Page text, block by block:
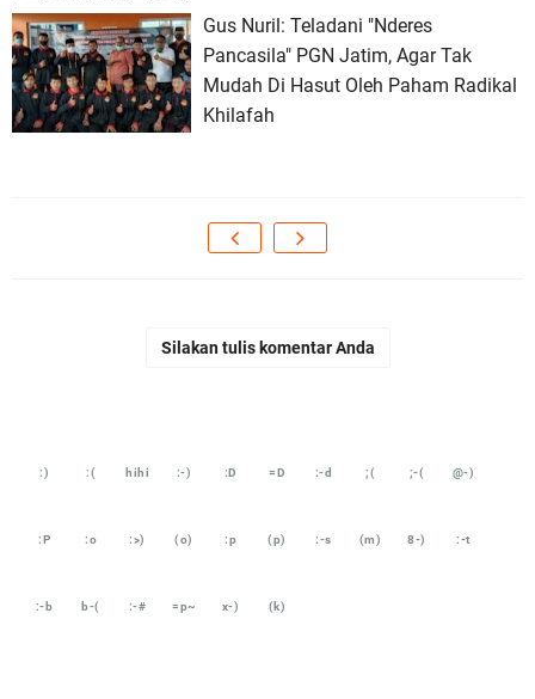
Gus Nuril: Teladani "Nderes
Pancasila" PGN Jatim, Agar Tak
Mudah Di Hasut Oleh Paham Radikal
Khilafah
Silakan tulis komentar Anda
:) :( hihi :-) :D =D :-d ;( ;-( @-)
:P :o :>) (o) :p (p) :-s (m) 8-) :-t
:-b b-( :-# =p~ x-) (k)